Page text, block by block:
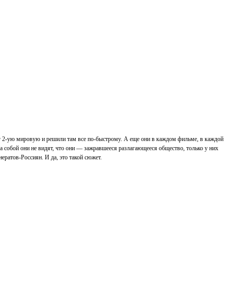
2-ую мировую и решили там все по-быстрому. А еще они в каждом фильме, в каждой
собой они не видят, что они — зажравшееся разлагающееся общество, только у них
Россиян. И да, это такой сюжет.